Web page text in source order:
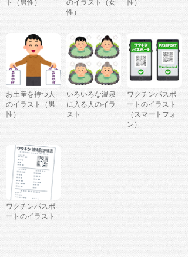
ト（男性）
のイラスト（女
性）
性）
お土産を持つ人
のイラスト（男
性）
いろいろな温泉
に入る人のイラ
スト
ワクチンパスポ
ートのイラスト
（スマートフォ
ン）
ワクチンパスポ
ートのイラスト